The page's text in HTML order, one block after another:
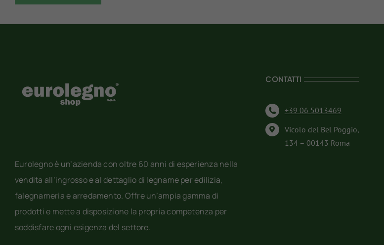
Eurolegno è un’azienda con oltre 60 anni di esperienza nella
vendita all’ingrosso e al dettaglio di legname per edilizia,
falegnameria e arredamento. Offre un’ampia gamma di
prodotti e mette a disposizione la propria competenza per
soddisfare ogni esigenza del settore.
CONTATTI
+39 06 5013469
Vicolo del Bel Poggio,
134 – 00143 Roma